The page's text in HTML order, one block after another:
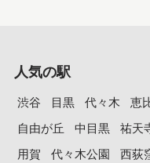
人気の駅
渋谷 目黒 代々木 恵
自由が丘
中目黒 祐天
用賀
代々木公園 西荻